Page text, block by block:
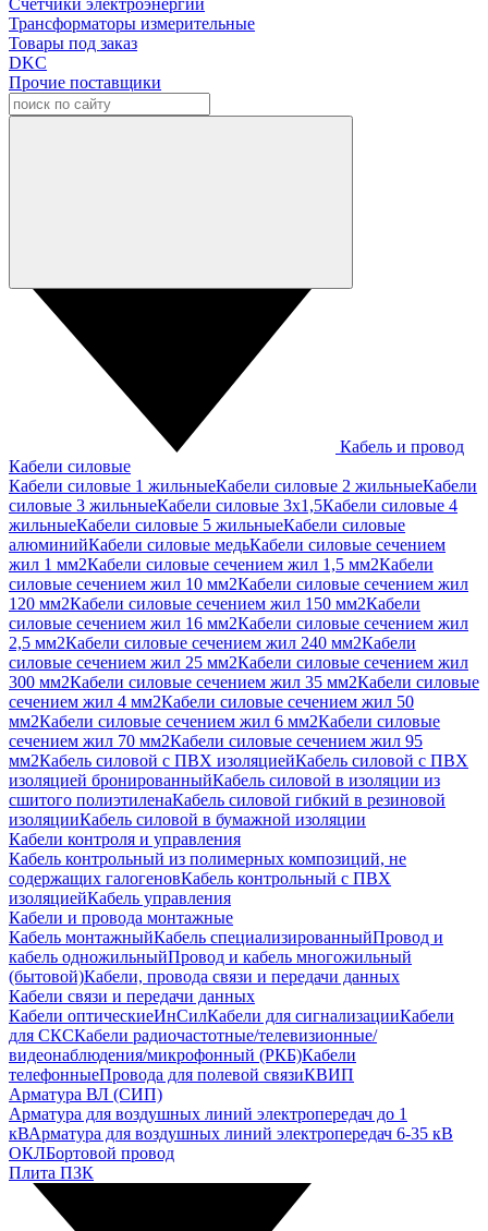
Счетчики электроэнергии
Трансформаторы измерительные
Товары под заказ
DKC
Прочие поставщики
Кабель и провод
Кабели силовые
Кабели силовые 1 жильныеКабели силовые 2 жильныеКабели
силовые 3 жильныеКабели силовые 3х1,5Кабели силовые 4
жильныеКабели силовые 5 жильныеКабели силовые
алюминийКабели силовые медьКабели силовые сечением
жил 1 мм2Кабели силовые сечением жил 1,5 мм2Кабели
силовые сечением жил 10 мм2Кабели силовые сечением жил
120 мм2Кабели силовые сечением жил 150 мм2Кабели
силовые сечением жил 16 мм2Кабели силовые сечением жил
2,5 мм2Кабели силовые сечением жил 240 мм2Кабели
силовые сечением жил 25 мм2Кабели силовые сечением жил
300 мм2Кабели силовые сечением жил 35 мм2Кабели силовые
сечением жил 4 мм2Кабели силовые сечением жил 50
мм2Кабели силовые сечением жил 6 мм2Кабели силовые
сечением жил 70 мм2Кабели силовые сечением жил 95
мм2Кабель силовой с ПВХ изоляциейКабель силовой с ПВХ
изоляцией бронированныйКабель силовой в изоляции из
сшитого полиэтиленаКабель силовой гибкий в резиновой
изоляцииКабель силовой в бумажной изоляции
Кабели контроля и управления
Кабель контрольный из полимерных композиций, не
содержащих галогеновКабель контрольный с ПВХ
изоляциейКабель управления
Кабели и провода монтажные
Кабель монтажныйКабель специализированныйПровод и
кабель одножильныйПровод и кабель многожильный
(бытовой)Кабели, провода связи и передачи данных
Кабели связи и передачи данных
Кабели оптическиеИнСилКабели для сигнализацииКабели
для СКСКабели радиочастотные/телевизионные/
видеонаблюдения/микрофонный (РКБ)Кабели
телефонныеПровода для полевой связиКВИП
Арматура ВЛ (СИП)
Арматура для воздушных линий электропередач до 1
кВАрматура для воздушных линий электропередач 6-35 кВ
ОКЛБортовой провод
Плита ПЗК